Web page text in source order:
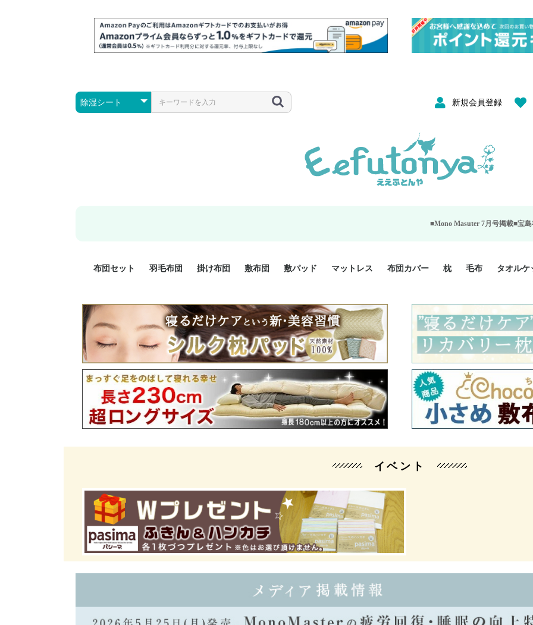
新規会員登録
■Mono Masuter 7月号掲載■宝島社が発行する大人
布団セット
羽毛布団セット 2点セット
3点セット
4点セット
5点セット
6点セット
エクセルゴールド
ロイヤルゴールド
マザーダックダウン
小さい布団セット
大きい布団セット
掛け布団セット 2点セット
3点セット
4点セット
6点セット
敷布団セット 2点セット
3点セット
羽毛布団
プレミアムゴールド
ロイヤルゴールド
エクセルゴールド
ニューゴールド
マザーダックダウン
マザーグースダウン
スーパーロングサイズ
洗える羽毛布団
肌掛け布団
掛け布団
防ダニ掛け布団
洗える掛け布団
小さい掛け布団
大きい掛け布団
肌掛け布団
敷布団
防ダニ敷布団
小さい敷布団 70cm幅 ミニシングル
75cm幅 ショートセミシ
ングル
80cm幅 セミシングル
大きい敷布団
機能性敷布団
敷パッド
シングルサイズ敷パッド
小さい敷パッド
大きい敷パッド
シルク敷パッド
枕パッド
シルク枕パッド
除湿シート
接触冷感パッド
暖かパッド
ガーゼケット
オーガニックコットン
ベッドパッド
パッドセット
マットレス 布団カバー
掛け布団カバー ジュ
シン
シン
カバー
セミ
ー
ダブ
ダブ
バー
クィ
暖か
敷布団カバー ジュ
セミ
ー
シン
シン
バー
ダブ
枕カバー シル
BOXシーツ シン
シン
ツ
セミ
ダブ
スー
ツ
防ダニカバー
クッションカバー
オーガニックコットン
カバーセット カバ
カバ
枕
小さめ 35×50cm
やや小さめ 35×55cm
普通 43×63cm
大きめ 50×70cm
パイプ枕
高反発枕
低反発枕
機能性枕・その他枕
毛布 タオルケ
ハーフ
シング
セミダ
ダブル
接触冷感
天然素
イベント